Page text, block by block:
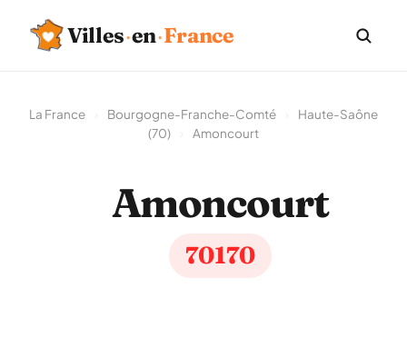
Villes·en·France
La France Bourgogne-Franche-Comté
Haute-Saône
(70)
Amoncourt
Amoncourt
70170